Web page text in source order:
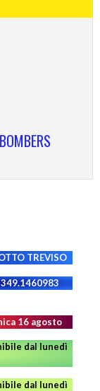
TREVISO
349.1460983
16 agosto
dal lunedì
dal lunedì